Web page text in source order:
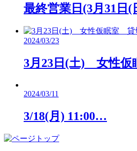
最終営業日(3月31日
2024/03/23
3月23日(土) 女性
2024/03/11
3/18(月) 11:00…